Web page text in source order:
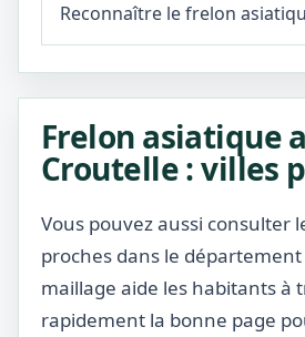
Reconnaître le frelon
Frelon asiatique
Croutelle : villes
Vous pouvez aussi consulter
proches dans le département
maillage aide les habitants à
rapidement la bonne page